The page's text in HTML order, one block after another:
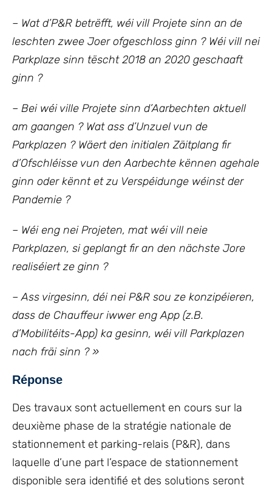
– Wat d’P&R betrëfft, wéi vill Projete sinn an de
leschten zwee Joer ofgeschloss ginn ? Wéi vill nei
Parkplaze sinn tëscht 2018 an 2020 geschaaft
ginn ?
– Bei wéi ville Projete sinn d’Aarbechten aktuell
am gaangen ? Wat ass d’Unzuel vun de
Parkplazen ? Wäert den initialen Zäitplang fir
d’Ofschléisse vun den Aarbechte kënnen agehale
ginn oder kënnt et zu Verspéidunge wéinst der
Pandemie ?
– Wéi eng nei Projeten, mat wéi vill neie
Parkplazen, si geplangt fir an den nächste Jore
realiséiert ze ginn ?
– Ass virgesinn, déi nei P&R sou ze konzipéieren,
dass de Chauffeur iwwer eng App (z.B.
d’Mobilitéits-App) ka gesinn, wéi vill Parkplazen
nach fräi sinn ? »
Réponse
Des travaux sont actuellement en cours sur la
deuxième phase de la stratégie nationale de
stationnement et parking-relais (P&R), dans
laquelle d’une part l’espace de stationnement
disponible sera identifié et des solutions seront